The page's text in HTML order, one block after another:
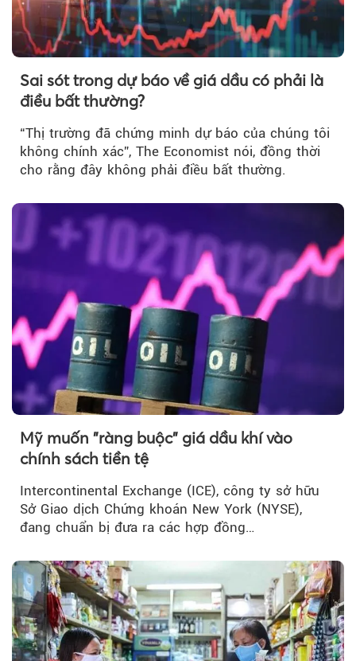
Sai sót trong dự báo về giá dầu có phải là
điều bất thường?
“Thị trường đã chứng minh dự báo của chúng tôi
không chính xác”, The Economist nói, đồng thời
cho rằng đây không phải điều bất thường.
Mỹ muốn "ràng buộc" giá dầu khí vào
chính sách tiền tệ
Intercontinental Exchange (ICE), công ty sở hữu
Sở Giao dịch Chứng khoán New York (NYSE),
đang chuẩn bị đưa ra các hợp đồng…